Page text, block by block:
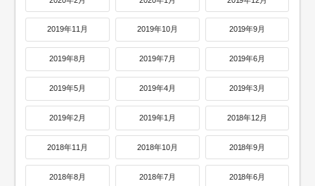
2019年11月 2019年10月 2019年9月
2019年8月 2019年7月 2019年6月
2019年5月 2019年4月 2019年3月
2019年2月 2019年1月 2018年12月
2018年11月 2018年10月 2018年9月
2018年8月 2018年7月 2018年6月